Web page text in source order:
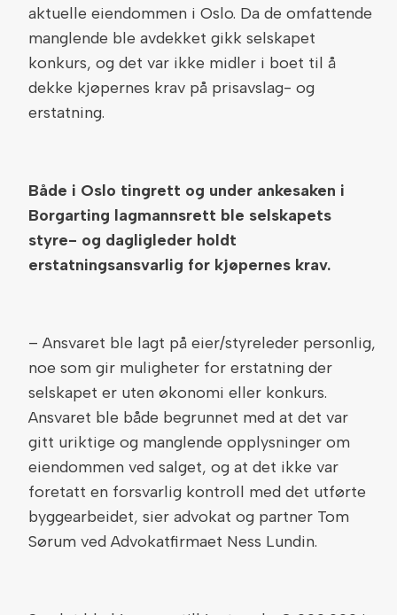
aktuelle eiendommen i Oslo. Da de omfattende
manglende ble avdekket gikk selskapet
konkurs, og det var ikke midler i boet til å
dekke kjøpernes krav på prisavslag- og
erstatning.
Både i Oslo tingrett og under ankesaken i
Borgarting lagmannsrett ble selskapets
styre- og dagligleder holdt
erstatningsansvarlig for kjøpernes krav.
– Ansvaret ble lagt på eier/styreleder personlig,
noe som gir muligheter for erstatning der
selskapet er uten økonomi eller konkurs.
Ansvaret ble både begrunnet med at det var
gitt uriktige og manglende opplysninger om
eiendommen ved salget, og at det ikke var
foretatt en forsvarlig kontroll med det utførte
byggearbeidet, sier advokat og partner Tom
Sørum ved Advokatfirmaet Ness Lundin.